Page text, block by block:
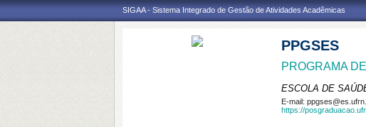
SIGAA - Sistema Integrado de Gestão de Atividades Acadêmicas
PPGSES
PROGRAMA
ESCOLA DE
E-mail:
https://